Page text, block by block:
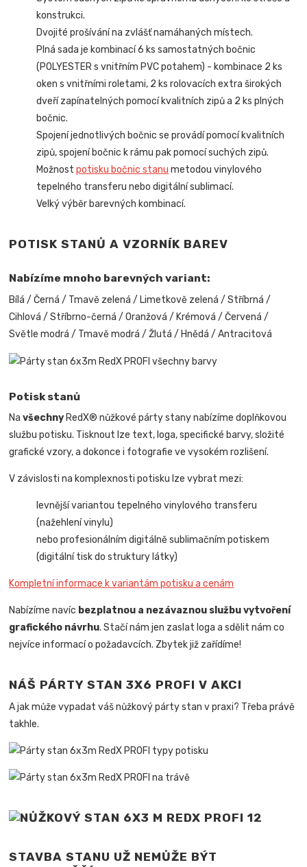
konstrukci.
Dvojité prošívání na zvlášť namáhaných místech.
Plná sada je kombinací 6 ks samostatných bočnic
(POLYESTER s vnitřním PVC potahem) - kombinace 2 ks
oken s vnitřními roletami, 2 ks rolovacích extra širokých
dveří zapínatelných pomocí kvalitních zipůa 2 ks plných
bočnic.
Spojení jednotlivých bočnic se provádí pomocí kvalitních
zipů, spojení bočnic k rámu pak pomocí suchých zipů.
Možnostpotisku bočnic stanu metodou vinylového
tepelného transferu nebo digitální sublimací.
Velký výběr barevných kombinací.
POTISK STANŮ A VZORNÍK BAREV
Nabízíme mnoho barevných variant:
Bílá / Černá / Tmavě zelená / Limetkově zelená / Stříbrná /
Cihlová / Stříbrno-černá / Oranžová / Krémová / Červená /
Světle modrá / Tmavě modrá / Žlutá / Hnědá / Antracitová
Potisk stanů
NavšechnyRedX® nůžkové párty stany nabízíme doplňkovou
službu potisku. Tisknout lze text, loga, specifické barvy, složité
grafické vzory, a dokonce i fotografie ve vysokém rozlišení.
V závislosti na komplexnosti potisku lze vybrat mezi:
levnější variantou tepelného vinylového transferu
(nažehlení vinylu)
nebo profesionálním digitálně sublimačním potiskem
(digitální tisk do struktury látky)
Kompletní informace k variantám potisku a cenám
Nabízíme navíc bezplatnou a nezávaznou službu vytvoření
grafického návrhu. Stačí nám jen zaslat loga a sdělit nám co
nejvíce informací o požadavcích. Zbytek již zařídíme!
NÁŠ PÁRTY STAN 3X6 PROFI V AKCI
A jak může vypadat váš nůžkový párty stan v praxi? Třeba právě
takhle.
STAVBA STANU UŽ NEMŮŽE BÝT